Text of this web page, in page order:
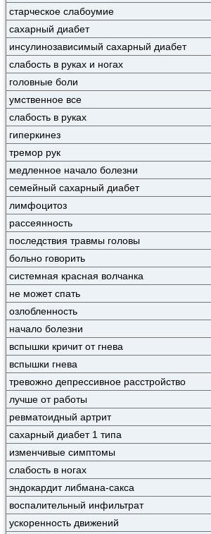
старческое слабоумие
сахарный диабет
инсулинозависимый сахарный диабет
слабость в руках и ногах
головные боли
умственное все
слабость в руках
гиперкинез
тремор рук
медленное начало болезни
семейный сахарный диабет
лимфоцитоз
рассеянность
последствия травмы головы
больно говорить
системная красная волчанка
не может спать
озлобленность
начало болезни
вспышки кричит от гнева
вспышки гнева
тревожно депрессивное расстройство
лучше от работы
ревматоидный артрит
сахарный диабет 1 типа
изменчивые симптомы
слабость в ногах
эндокардит либмана-сакса
воспалительный инфильтрат
ускоренность движений